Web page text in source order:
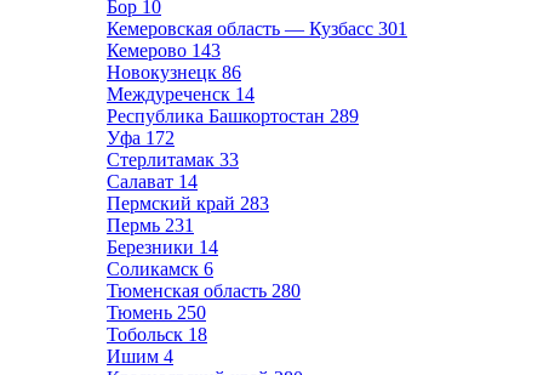
Бор 10
Кемеровская область — Кузбасс 301
Кемерово 143
Новокузнецк 86
Междуреченск 14
Республика Башкортостан 289
Уфа 172
Стерлитамак 33
Салават 14
Пермский край 283
Пермь 231
Березники 14
Соликамск 6
Тюменская область 280
Тюмень 250
Тобольск 18
Ишим 4